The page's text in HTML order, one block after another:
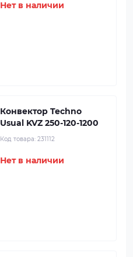
Нет в наличии
Конвектор Techno
Usual KVZ 250-120-1200
Код товара: 231112
Нет в наличии